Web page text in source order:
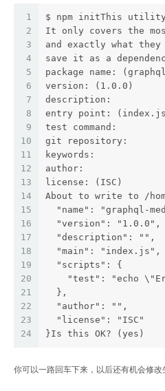
1
2
3
4
5
6
7
8
9
10
11
12
13
14
15
16
17
18
19
20
21
22
23
24
$ npm initThis
It only covers the
and exactly what
save it as a
package name:
version: (1.0.0)
description:
entry point:
test command:
git repository:
keywords:
author:
license: (ISC)
About to write to /
"name": "graphql-
  "version": "1.0.0",
  "description": "",
  "main": "index.js",
  "scripts": {
"test": "echo
  },
  "author": "",
  "license": "ISC"
}Is this OK? (yes)
你可以一路回车下来，以后还有机会修改